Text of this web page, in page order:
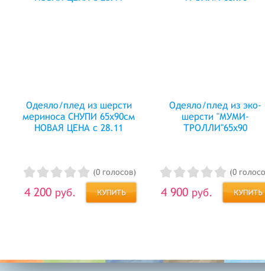
Одеяло/плед из шерсти
мериноса СНУПИ 65х90см
НОВАЯ ЦЕНА с 28.11
(0 голосов)
4 200 руб.
Одеяло/плед из эко-
шерсти "МУМИ-
ТРОЛЛИ"65х90
(0
4 900 руб.